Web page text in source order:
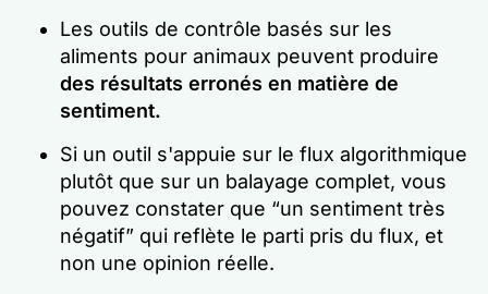
Les outils de contrôle basés sur les
aliments pour animaux peuvent produire
des résultats erronés en matière de
sentiment.
Si un outil s'appuie sur le flux algorithmique
plutôt que sur un balayage complet, vous
pouvez constater que “un sentiment très
négatif” qui reflète le parti pris du flux, et
non une opinion réelle.